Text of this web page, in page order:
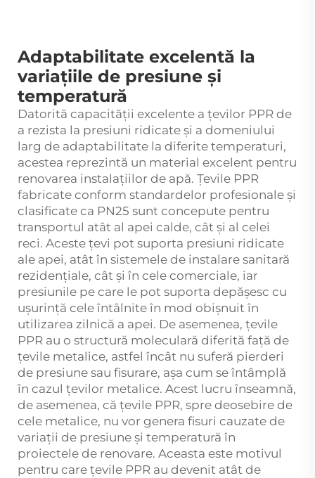
Adaptabilitate excelentă la
variațiile de presiune și
temperatură
Datorită capacității excelente a țevilor PPR de
a rezista la presiuni ridicate și a domeniului
larg de adaptabilitate la diferite temperaturi,
acestea reprezintă un material excelent pentru
renovarea instalațiilor de apă. Țevile PPR
fabricate conform standardelor profesionale și
clasificate ca PN25 sunt concepute pentru
transportul atât al apei calde, cât și al celei
reci. Aceste țevi pot suporta presiuni ridicate
ale apei, atât în sistemele de instalare sanitară
rezidențiale, cât și în cele comerciale, iar
presiunile pe care le pot suporta depășesc cu
ușurință cele întâlnite în mod obișnuit în
utilizarea zilnică a apei. De asemenea, țevile
PPR au o structură moleculară diferită față de
țevile metalice, astfel încât nu suferă pierderi
de presiune sau fisurare, așa cum se întâmplă
în cazul țevilor metalice. Acest lucru înseamnă,
de asemenea, că țevile PPR, spre deosebire de
cele metalice, nu vor genera fisuri cauzate de
variații de presiune și temperatură în
proiectele de renovare. Aceasta este motivul
pentru care țevile PPR au devenit atât de